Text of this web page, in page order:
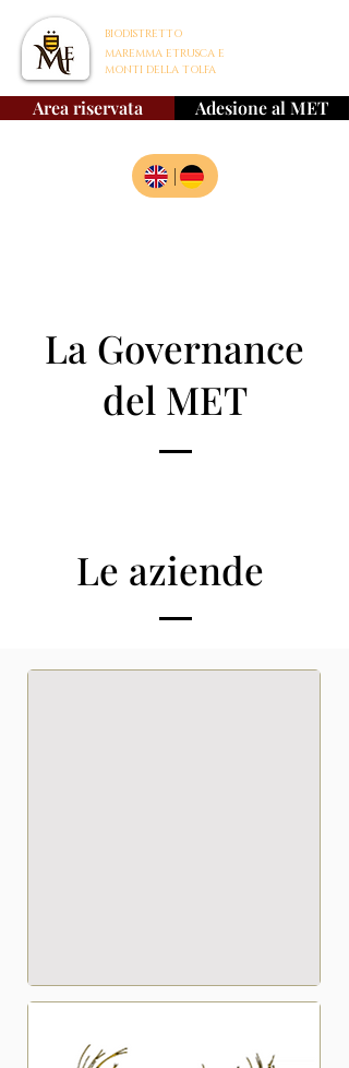
BIODISTRETTO
MAREMMA ETRUSCA E
MONTI DELLA TOLFA
Area riservata Adesione al MET
La Governance
del MET
Le aziende